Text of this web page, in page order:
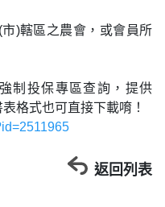
)轄區之農會，或會員所
制投保專區查詢，提供
格式也可直接下載唷！
返回列表